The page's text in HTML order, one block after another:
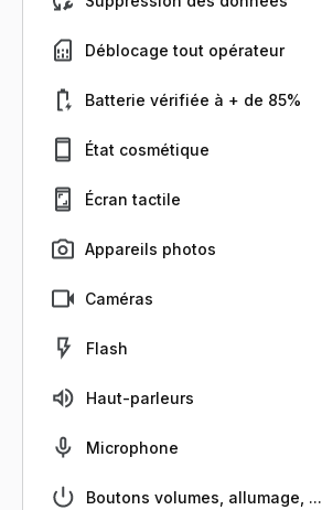
Déblocage tout opérateur
Batterie vérifiée à + de 85%
État cosmétique
Écran tactile
Appareils photos
Caméras
Flash
Haut-parleurs
Microphone
Boutons volumes, allumage, ...